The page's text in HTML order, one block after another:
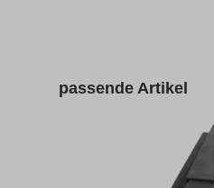
Produktgalerie überspringen
passende Artikel